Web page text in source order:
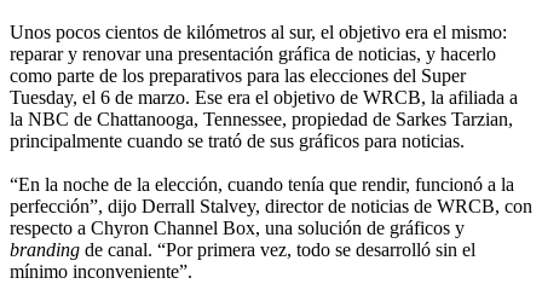
Unos pocos cientos de kilómetros al sur, el objetivo era el mismo:
reparar y renovar una presentación gráfica de noticias, y hacerlo
como parte de los preparativos para las elecciones del Super
Tuesday, el 6 de marzo. Ese era el objetivo de WRCB, la afiliada a
la NBC de Chattanooga, Tennessee, propiedad de Sarkes Tarzian,
principalmente cuando se trató de sus gráficos para noticias.
“En la noche de la elección, cuando tenía que rendir, funcionó a la
perfección”, dijo Derrall Stalvey, director de noticias de WRCB, con
respecto a Chyron Channel Box, una solución de gráficos y
branding de canal. “Por primera vez, todo se desarrolló sin el
mínimo inconveniente”.